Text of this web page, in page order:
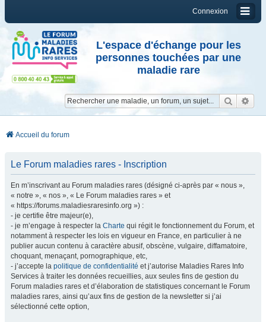
Connexion
L'espace d'échange pour les
personnes touchées par une
maladie rare
Accueil du forum
Le Forum maladies rares - Inscription
En m’inscrivant au Forum maladies rares (désigné ci-après par « nous »,
« notre », « nos », « Le Forum maladies rares » et
« https://forums.maladiesraresinfo.org ») :
- je certifie être majeur(e),
- je m’engage à respecter la Charte qui régit le fonctionnement du Forum, et
notamment à respecter les lois en vigueur en France, en particulier à ne
publier aucun contenu à caractère abusif, obscène, vulgaire, diffamatoire,
choquant, menaçant, pornographique, etc,
- j’accepte la politique de confidentialité et j’autorise Maladies Rares Info
Services à traiter les données recueillies, aux seules fins de gestion du
Forum maladies rares et d’élaboration de statistiques concernant le Forum
maladies rares, ainsi qu’aux fins de gestion de la newsletter si j’ai
sélectionné cette option,